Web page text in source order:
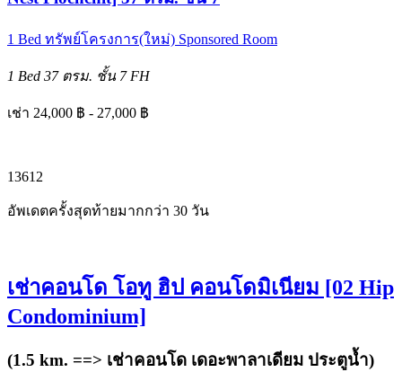
1 Bed ทรัพย์โครงการ(ใหม่) Sponsored Room
1 Bed 37 ตรม. ชั้น 7 FH
เช่า 24,000 ฿ - 27,000 ฿
13612
อัพเดตครั้งสุดท้ายมากกว่า 30 วัน
เช่าคอนโด โอทู ฮิป คอนโดมิเนียม [02 Hip
Condominium]
(1.5 km. ==> เช่าคอนโด เดอะพาลาเดียม ประตูน้ำ)